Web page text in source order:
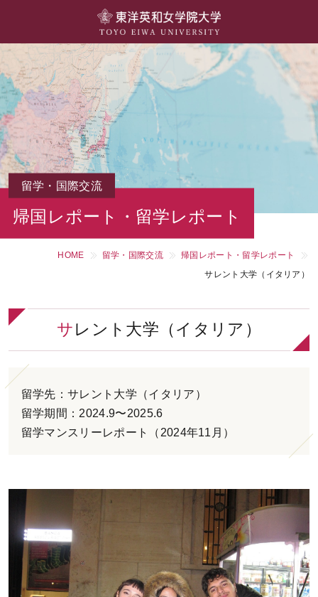
学部・学科
キャンパスライフ
留学・国際交流
キャリア・就職
研究・社会連携・生涯学習
大学院
留学・国際交流
帰国レポート・留学レポート
HOME 留学・国際交流
帰国レポート・留学レポート
サレント大学（イタリア）
サレント大学（イタリア）
留学先：サレント大学（イタリア）
留学期間：2024.9〜2025.6
留学マンスリーレポート（2024年11月）